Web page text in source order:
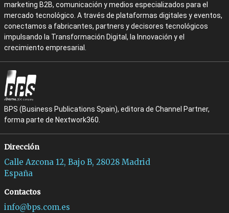
marketing B2B, comunicación y medios especializados para el
mercado tecnológico. A través de plataformas digitales y eventos,
conectamos a fabricantes, partners y decisores tecnológicos
impulsando la Transformación Digital, la Innovación y el
crecimiento empresarial.
BPS (Business Publications Spain), editora de Channel Partner,
forma parte de Nextwork360.
Dirección
Calle Azcona 12, Bajo B, 28028 Madrid
España
Contactos
info@bps.com.es